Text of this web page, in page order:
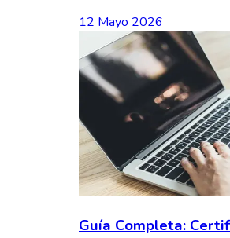
12 Mayo 2026
Guía Completa: